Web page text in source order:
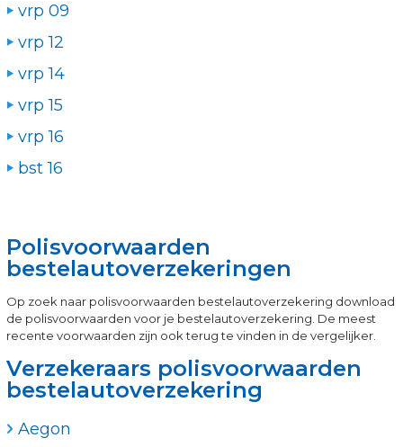
vrp 09
vrp 12
vrp 14
vrp 15
vrp 16
bst 16
Polisvoorwaarden
bestelautoverzekeringen
Op zoek naar polisvoorwaarden bestelautoverzekering download
de polisvoorwaarden voor je bestelautoverzekering. De meest
recente voorwaarden zijn ook terug te vinden in de vergelijker.
Verzekeraars polisvoorwaarden
bestelautoverzekering
Aegon